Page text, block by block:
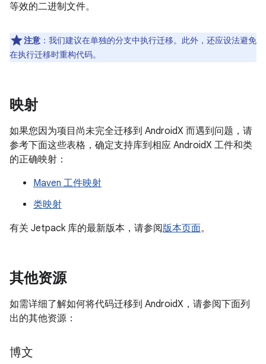
等效的二进制文件。
注意 ： 我们建议在单独的分支中执行迁移。此外，还应设法避免
在执行迁移时重构代码。
映射
如果您因为项目尚未完全迁移到 AndroidX 而遇到问题，请
参考下面这些表格，确定支持库到相应 AndroidX 工件和类
的正确映射：
Maven 工件映射
类映射
有关 Jetpack 库的最新版本，请参阅版本页面。
其他资源
如需详细了解如何将代码迁移到 AndroidX，请参阅下面列
出的其他资源：
博文